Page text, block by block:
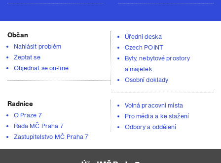
Občan
Nahlásit problém
Zeptat se
Objednat se on-line
Úřední deska
Czech POINT
Byty, nebytové prostory
a majetek
Osobní doklady
Radnice
O Praze 7
Rada MČ Praha 7
Zastupitelstvo MČ Praha 7
Volná pracovní místa
Pro média a ke stažení
Odbory a oddělení